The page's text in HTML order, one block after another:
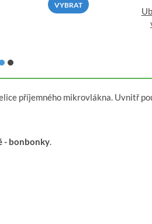
VYBRAT
příjemného mikrovlákna. Uvnitř
- bonbonky.